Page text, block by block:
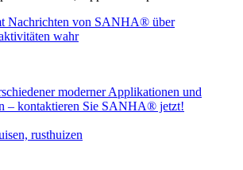
rusthuizen